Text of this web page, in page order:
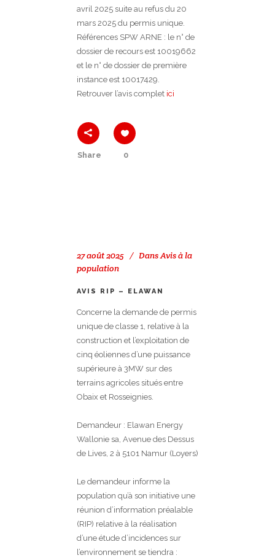
avril 2025 suite au refus du 20
mars 2025 du permis unique.
Références SPW ARNE : le n° de
dossier de recours est 10019662
et le n° de dossier de première
instance est 10017429.
Retrouver l’avis complet ici
Share 0
27 août 2025 DansAvis à la
population
AVIS RIP – ELAWAN
Concerne la demande de permis
unique de classe 1, relative à la
construction et l’exploitation de
cinq éoliennes d’une puissance
supérieure à 3MW sur des
terrains agricoles situés entre
Obaix et Rosseignies.
Demandeur : Elawan Energy
Wallonie sa, Avenue des Dessus
de Lives, 2 à 5101 Namur (Loyers)
Le demandeur informe la
population qu’à son initiative une
réunion d’information préalable
(RIP) relative à la réalisation
d’une étude d’incidences sur
l’environnement se tiendra :